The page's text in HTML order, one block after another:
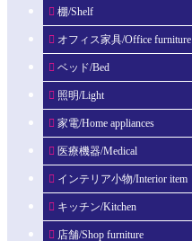
棚/Shelf
オフィス家具/Office furniture
ベッド/Bed
照明/Light
家電/Home appliances
医療機器/Medical
インテリア小物/Interior item
キッチン/Kitchen
店舗/Shop furniture